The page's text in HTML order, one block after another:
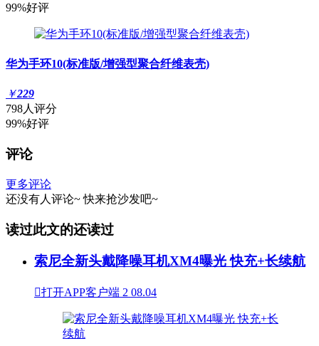
99%好评
华为手环10(标准版/增强型聚合纤维表壳)
￥229
798人评分
99%好评
评论
更多评论
还没有人评论~ 快来抢沙发吧~
读过此文的还读过
索尼全新头戴降噪耳机XM4曝光 快充+长续航
打开APP客户端 2 08.04